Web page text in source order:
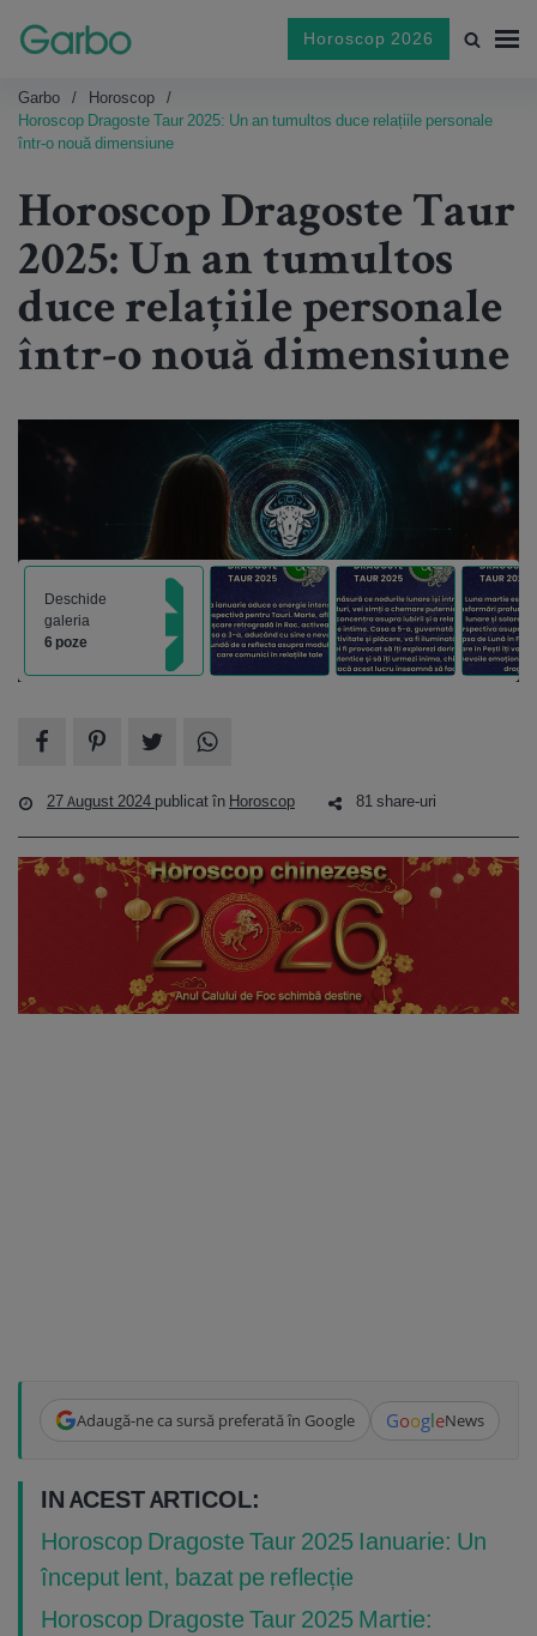
Horoscop 2026
Garbo
Horoscop
Horoscop Dragoste Taur 2025: Un an tumultos duce relațiile personale
într-o nouă dimensiune
Horoscop Dragoste Taur
2025: Un an tumultos
duce relațiile personale
într-o nouă dimensiune
Deschide
galeria
6 poze
27 August 2024 publicat în Horoscop 81 share-uri
Adaugă-ne ca sursă preferată în Google GoogleNews
IN ACEST ARTICOL:
Horoscop Dragoste Taur 2025 Ianuarie: Un
început lent, bazat pe reflecție
Horoscop Dragoste Taur 2025 Martie: